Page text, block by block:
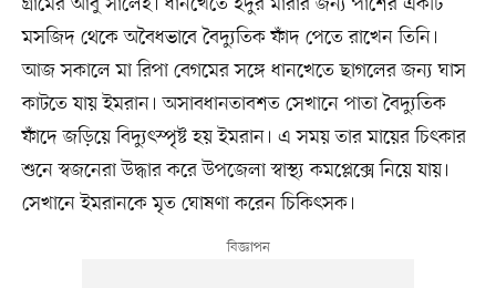
মসজিদ থেকে অবৈধভাবে বৈদ্যুতিক ফাঁদ পেতে রাখেন তিনি।
আজ সকালে মা রিপা বেগমের সঙ্গে ধানখেতে ছাগলের জন্য ঘাস
কাটতে যায় ইমরান। অসাবধানতাবশত সেখানে পাতা বৈদ্যুতিক
ফাঁদে জড়িয়ে বিদ্যুৎস্পৃষ্ট হয় ইমরান। এ সময় তার মায়ের চিৎকার
শুনে স্বজনেরা উদ্ধার করে উপজেলা স্বাস্থ্য কমপ্লেক্সে নিয়ে যায়।
সেখানে ইমরানকে মৃত ঘোষণা করেন চিকিৎসক।